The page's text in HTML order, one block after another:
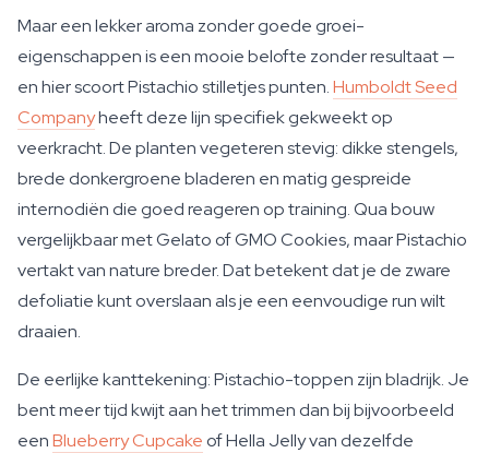
Maar een lekker aroma zonder goede groei-
eigenschappen is een mooie belofte zonder resultaat —
en hier scoort Pistachio stilletjes punten.Humboldt Seed
Companyheeft deze lijn specifiek gekweekt op
veerkracht. De planten vegeteren stevig: dikke stengels,
brede donkergroene bladeren en matig gespreide
internodiën die goed reageren op training. Qua bouw
vergelijkbaar met Gelato of GMO Cookies, maar Pistachio
vertakt van nature breder. Dat betekent dat je de zware
defoliatie kunt overslaan als je een eenvoudige run wilt
draaien.
De eerlijke kanttekening: Pistachio-toppen zijn bladrijk. Je
bent meer tijd kwijt aan het trimmen dan bij bijvoorbeeld
eenBlueberry Cupcake of Hella Jelly van dezelfde